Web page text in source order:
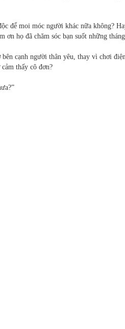
để moi móc người khác nữa không?
ơn họ đã chăm sóc bạn suốt những
cạnh người thân yêu, thay vì chơi
thấy cô đơn?